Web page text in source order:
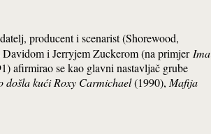
producent i scenarist (Shorewood,
i Jerryjem Zuckerom (na primjer Ima
afirmirao se kao glavni nastavljač grube
došla kući Roxy Carmichael(1990), Mafija